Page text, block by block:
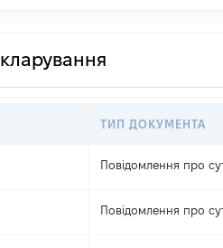
ТИП ДОКУМЕНТА
Повідомлення про
Повідомлення про